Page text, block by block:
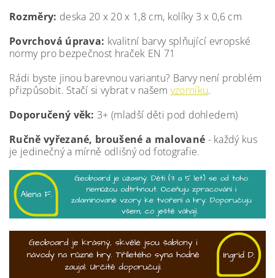
Rozměry: deska 20 x 20 x 1,8 cm, kolíky 3 x 0,6 cm
Povrchová úprava: kvalitní barvy splňující evropské
normy pro bezpečnost hraček EN 71
Rádi byste jinou barevnou variantu? Barvy není problém
přizpůsobit. Stačí si vybrat v našem vzorníku.
Doporučený věk: 3+ (mladší děti pod dohledem)
Ručně vyřezané, broušené a malované - každý kus
je jedinečný a mírně odlišný od fotografie.